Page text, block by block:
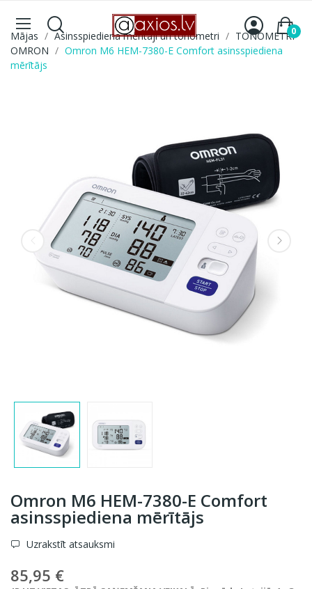
0
Mājas Asinsspiediena mērītāji un tonometri
TONOMETRI
OMRON
Omron M6 HEM-7380-E Comfort asinsspiediena
mērītājs
Omron M6 HEM-7380-E Comfort
asinsspiediena mērītājs
Uzrakstīt atsauksmi
85,95 €